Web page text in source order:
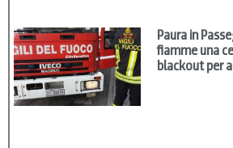
Paura in
fiamme una
blackout per